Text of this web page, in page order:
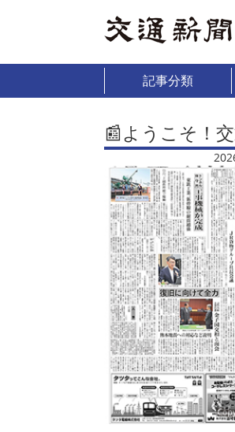
記事分類
📰ようこそ！